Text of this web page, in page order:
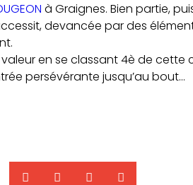
à Graignes. Bien partie,
devancée par des
valeur en se classant 4è de cette
persévérante jusqu’au bout…